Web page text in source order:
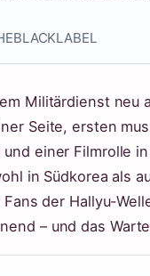
Militärdienst neu
Seite, ersten
einer Filmrolle in
in Südkorea als
der Hallyu-
– und das